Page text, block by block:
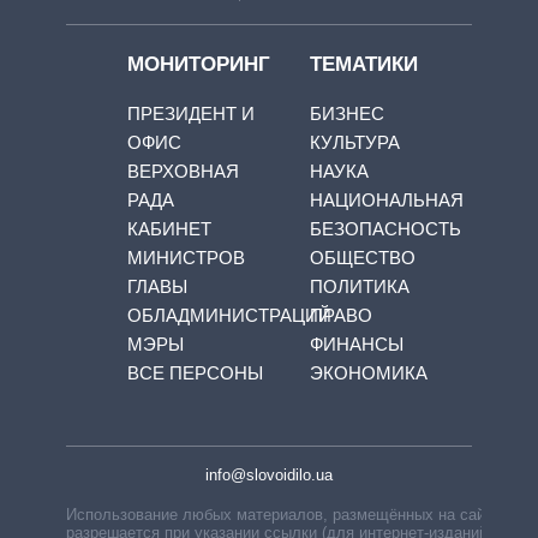
МОНИТОРИНГ
ПРЕЗИДЕНТ И
ОФИС
ВЕРХОВНАЯ
РАДА
КАБИНЕТ
МИНИСТРОВ
ГЛАВЫ
ОБЛАДМИНИСТРАЦИЙ
МЭРЫ
ВСЕ ПЕРСОНЫ
ТЕМАТИКИ
БИЗНЕС
КУЛЬТУРА
НАУКА
НАЦИОНАЛЬНАЯ
БЕЗОПАСНОСТЬ
ОБЩЕСТВО
ПОЛИТИКА
ПРАВО
ФИНАНСЫ
ЭКОНОМИКА
info@slovoidilo.ua
Использование любых материалов, размещённых на сайте,
разрешается при указании ссылки (для интернет-изданий —